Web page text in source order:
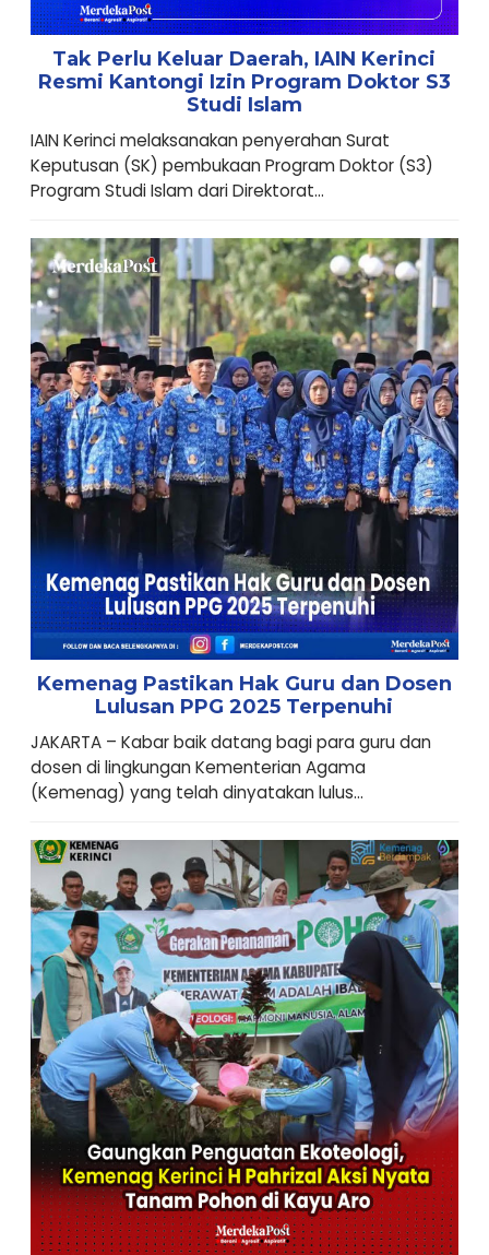
Tak Perlu Keluar Daerah, IAIN Kerinci
Resmi Kantongi Izin Program Doktor S3
Studi Islam
IAIN Kerinci melaksanakan penyerahan Surat
Keputusan (SK) pembukaan Program Doktor (S3)
Program Studi Islam dari Direktorat...
Kemenag Pastikan Hak Guru dan Dosen
Lulusan PPG 2025 Terpenuhi
JAKARTA – Kabar baik datang bagi para guru dan
dosen di lingkungan Kementerian Agama
(Kemenag) yang telah dinyatakan lulus...